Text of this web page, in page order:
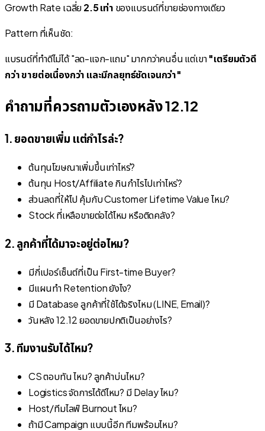
Growth Rate เฉลี่ย2.5 เท่า ของแบรนด์ที่ขายช่องทางเดียว
Pattern ที่เห็นชัด:
แบรนด์ที่ทำดีไม่ได้ "ลด-แจก-แถม" มากกว่าคนอื่น แต่เขา"เตรียมตัวดี
กว่า ขายต่อเนื่องกว่า และมีกลยุทธ์ชัดเจนกว่า"
คำถามที่ควรถามตัวเองหลัง 12.12
1. ยอดขายเพิ่ม แต่กำไรล่ะ?
ต้นทุนโฆษณาเพิ่มขึ้นเท่าไหร่?
ต้นทุน Host/Affiliate กินกำไรไปเท่าไหร่?
ส่วนลดที่ให้ไป คุ้มกับ Customer Lifetime Value ไหม?
Stock ที่เหลือขายต่อได้ไหม หรือติดคลัง?
2. ลูกค้าที่ได้มาจะอยู่ต่อไหม?
มีกี่เปอร์เซ็นต์ที่เป็น First-time Buyer?
มีแผนทำ Retention ยังไง?
มี Database ลูกค้าที่ใช้ได้จริงไหม (LINE, Email)?
วันหลัง 12.12 ยอดขายปกติเป็นอย่างไร?
3. ทีมงานรับได้ไหม?
CS ตอบทัน ไหม? ลูกค้าบ่นไหม?
Logistics จัดการได้ดีไหม? มี Delay ไหม?
Host/ทีมไลฟ์ Burnout ไหม?
ถ้ามี Campaign แบบนี้อีก ทีมพร้อมไหม?